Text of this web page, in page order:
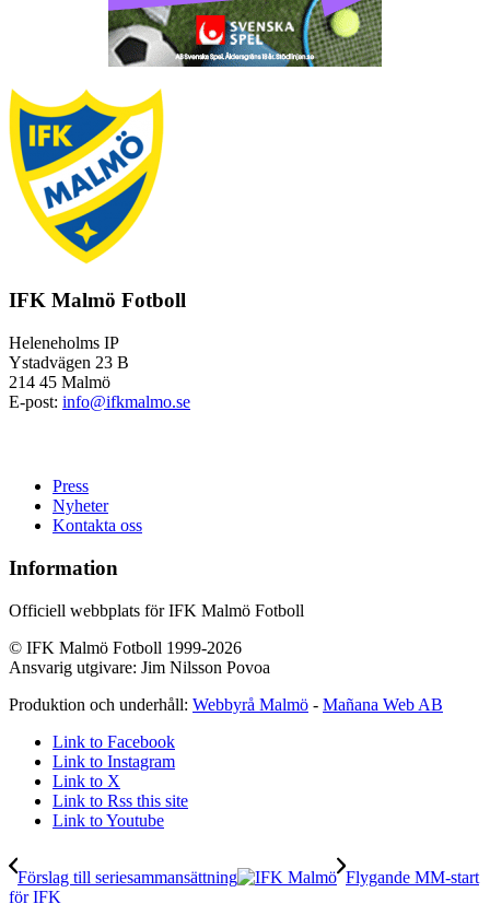
IFK Malmö Fotboll
Heleneholms IP
Ystadvägen 23 B
214 45 Malmö
E-post: info@ifkmalmo.se
Press
Nyheter
Kontakta oss
Information
Officiell webbplats för IFK Malmö Fotboll
© IFK Malmö Fotboll 1999-2026
Ansvarig utgivare: Jim Nilsson Povoa
Produktion och underhåll: Webbyrå Malmö - Mañana Web AB
Link to Facebook
Link to Instagram
Link to X
Link to Rss this site
Link to Youtube
Förslag till seriesammansättning
Flygande MM-start
för IFK